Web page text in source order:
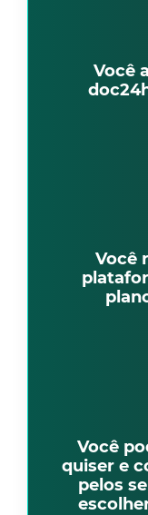
Você
Você
Você
quiser e
pelos